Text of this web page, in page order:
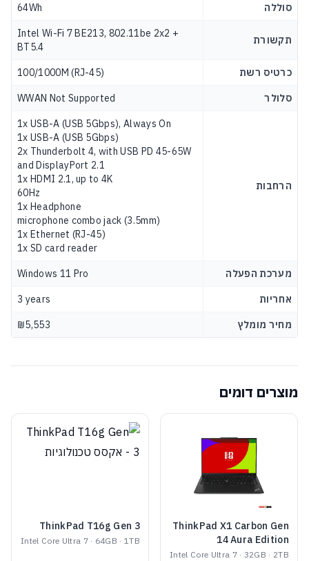
סוללה 64Wh
תקשורת
Intel Wi-Fi 7 BE213, 802.11be 2x2 +
BT5.4
כרטיס רשת 100/1000M (RJ-45)
סלולר WWAN Not Supported
הרחבות
1x USB-A (USB 5Gbps), Always On
1x USB-A (USB 5Gbps)
2x Thunderbolt 4, with USB PD 45-65W
and DisplayPort 2.1
1x HDMI 2.1, up to 4K
60Hz
1x Headphone
microphone combo jack (3.5mm)
1x Ethernet (RJ-45)
1x SD card reader
מערכת הפעלה Windows 11 Pro
אחריות 3 years
מחיר מומלץ ₪5,553
מוצרים דומים
ThinkPad X1 Carbon Gen
14 Aura Edition
Intel Core Ultra 7 · 32GB · 2TB
ThinkPad T16g Gen 3
Intel Core Ultra 7 · 64GB · 1TB